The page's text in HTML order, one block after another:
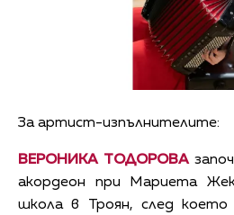
За артист-изпълнителите:
ВЕРОНИКА ТОДОРОВА
акордеон при Мариета
школа в Троян, след